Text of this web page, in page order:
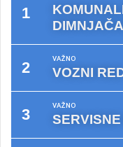
VAŽNO
VOZNI
VAŽNO